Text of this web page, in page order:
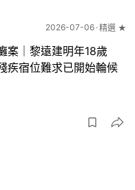
2026-07-06 精選 ★
案｜黎遠建明年18歲
疾宿位難求已開始輪候